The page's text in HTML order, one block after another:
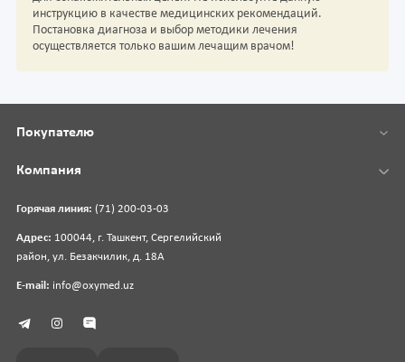
инструкцию в качестве медицинских рекомендаций.
Постановка диагноза и выбор методики лечения
осуществляется только вашим лечащим врачом!
Горячая линия: (71) 200-03-03
Адрес: 100044, г. Ташкент, Сергелийский
район, ул. Безакчилик, д. 18А
E-mail: info@oxymed.uz
Покупателю
Компания